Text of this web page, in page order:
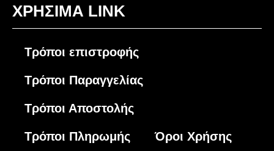
ΧΡΗΣΙΜΑ LINK
Τρόποι επιστροφής
Τρόποι Παραγγελίας
Τρόποι Αποστολής
Τρόποι Πληρωμής Όροι Χρήσης